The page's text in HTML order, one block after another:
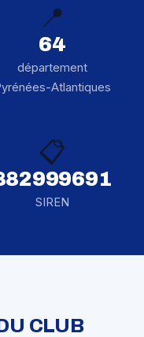
📍
64
département
Atlantiques
📋
SIREN
CLUB